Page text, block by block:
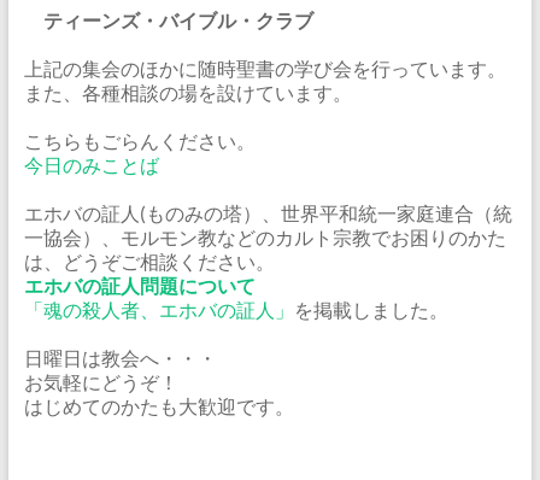
ティーンズ・バイブル・クラブ
上記の集会のほかに随時聖書の学び会を行っています。
また、各種相談の場を設けています。
こちらもごらんください。
今日のみことば
エホバの証人(ものみの塔）、世界平和統一家庭連合（統
一協会）、モルモン教などのカルト宗教でお困りのかた
は、どうぞご相談ください。
エホバの証人問題について
「魂の殺人者、エホバの証人」 を掲載しました。
日曜日は教会へ・・・
お気軽にどうぞ！
はじめてのかたも大歓迎です。